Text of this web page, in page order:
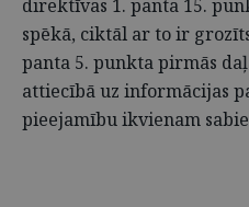
direktīvas 1. panta 15.
spēkā, ciktāl ar to ir
panta 5. punkta pirmās
attiecībā uz informācijas
pieejamību ikvienam